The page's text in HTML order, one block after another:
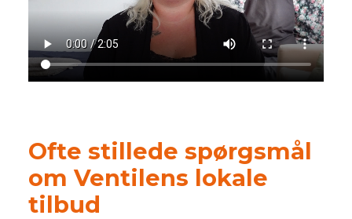
Ofte stillede spørgsmål
om Ventilens lokale
tilbud